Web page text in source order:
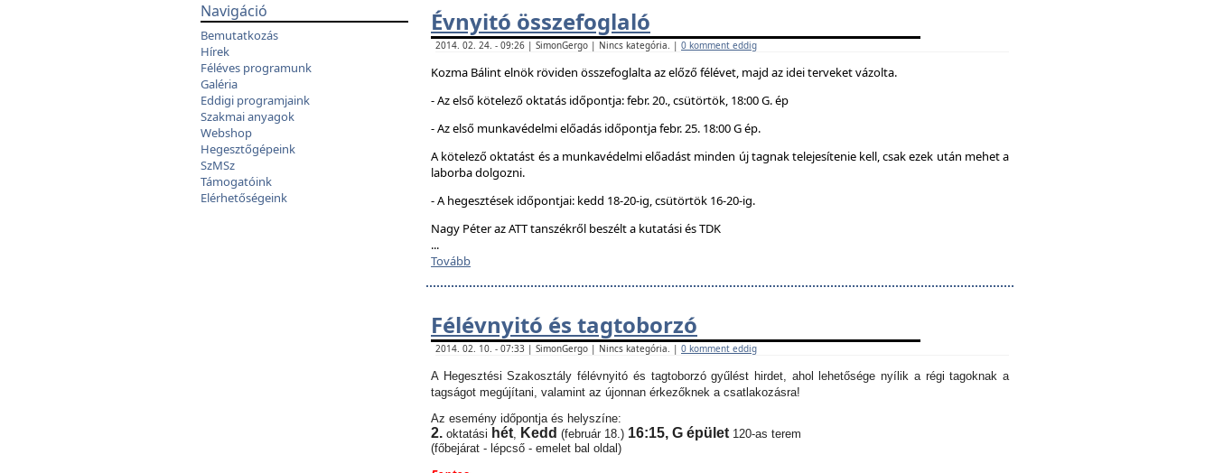
Navigáció
Bemutatkozás
Hírek
Féléves programunk
Galéria
Eddigi programjaink
Szakmai anyagok
Webshop
Hegesztőgépeink
SzMSz
Támogatóink
Elérhetőségeink
Évnyitó összefoglaló
2014. 02. 24. - 09:26 | SimonGergo | Nincs kategória. | 0 komment eddig
Kozma Bálint elnök röviden összefoglalta az előző félévet, majd az idei terveket vázolta.
- Az első kötelező oktatás időpontja: febr. 20., csütörtök, 18:00 G. ép
- Az első munkavédelmi előadás időpontja febr. 25. 18:00 G ép.
A kötelező oktatást és a munkavédelmi előadást minden új tagnak telejesítenie kell, csak ezek után mehet a
laborba dolgozni.
- A hegesztések időpontjai: kedd 18-20-ig, csütörtök 16-20-ig.
Nagy Péter az ATT tanszékről beszélt a kutatási és TDK
...
Tovább
Félévnyitó és tagtoborzó
2014. 02. 10. - 07:33 | SimonGergo | Nincs kategória. | 0 komment eddig
A Hegesztési Szakosztály félévnyitó és tagtoborzó gyűlést hirdet, ahol lehetősége nyílik a régi tagoknak a
tagságot megújítani, valamint az újonnan érkezőknek a csatlakozásra!
Az esemény időpontja és helyszíne:
2. oktatási hét, Kedd (február 18.) 16:15, G épület120-as terem
(főbejárat - lépcső - emelet bal oldal)